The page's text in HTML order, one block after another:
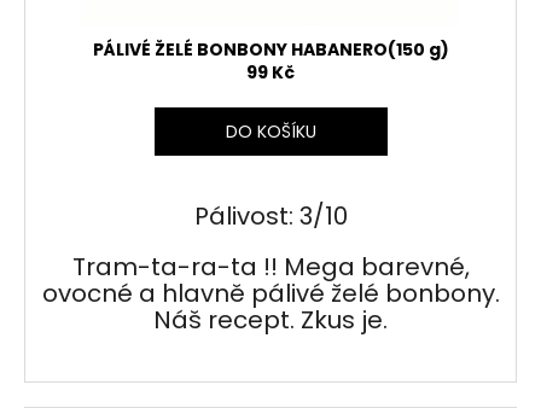
PÁLIVÉ ŽELÉ BONBONY HABANERO(150 g)
99 Kč
DO KOŠÍKU
Pálivost: 3/10
Tram-ta-ra-ta !! Mega barevné,
ovocné a hlavně pálivé želé bonbony.
Náš recept. Zkus je.